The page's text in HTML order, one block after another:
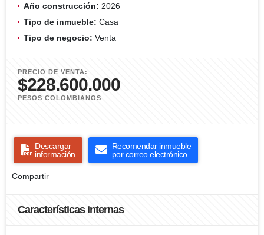
Año construcción: 2026
Tipo de inmueble: Casa
Tipo de negocio: Venta
PRECIO DE VENTA:
$228.600.000
PESOS COLOMBIANOS
Descargar
información
Recomendar inmueble
por correo electrónico
Compartir
Características internas